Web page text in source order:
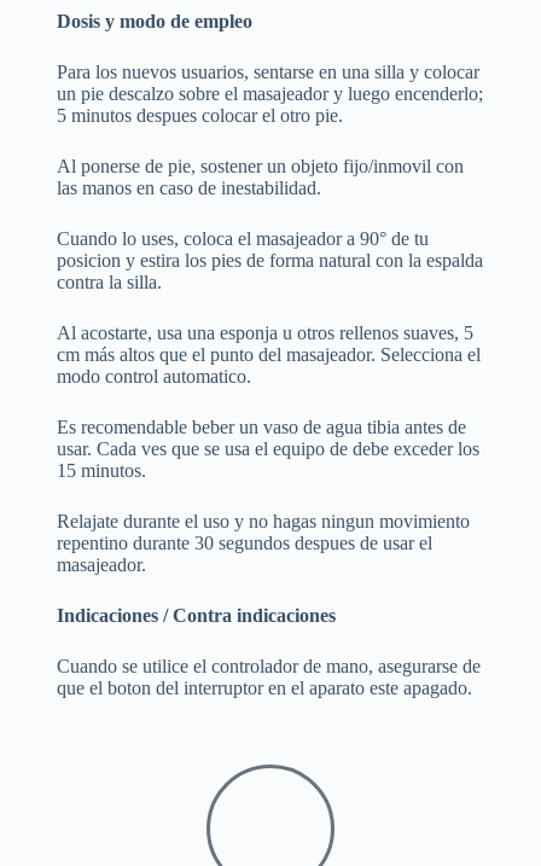
Dosis y modo de empleo
Para los nuevos usuarios, sentarse en una silla y colocar
un pie descalzo sobre el masajeador y luego encenderlo;
5 minutos despues colocar el otro pie.
Al ponerse de pie, sostener un objeto fijo/inmovil con
las manos en caso de inestabilidad.
Cuando lo uses, coloca el masajeador a 90° de tu
posicion y estira los pies de forma natural con la espalda
contra la silla.
Al acostarte, usa una esponja u otros rellenos suaves, 5
cm más altos que el punto del masajeador. Selecciona el
modo control automatico.
Es recomendable beber un vaso de agua tibia antes de
usar. Cada ves que se usa el equipo de debe exceder los
15 minutos.
Relajate durante el uso y no hagas ningun movimiento
repentino durante 30 segundos despues de usar el
masajeador.
Indicaciones / Contra indicaciones
Cuando se utilice el controlador de mano, asegurarse de
que el boton del interruptor en el aparato este apagado.